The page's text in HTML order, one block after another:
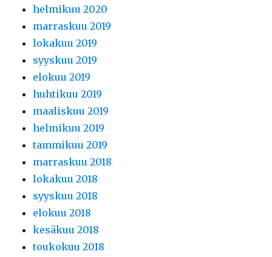
helmikuu 2020
marraskuu 2019
lokakuu 2019
syyskuu 2019
elokuu 2019
huhtikuu 2019
maaliskuu 2019
helmikuu 2019
tammikuu 2019
marraskuu 2018
lokakuu 2018
syyskuu 2018
elokuu 2018
kesäkuu 2018
toukokuu 2018